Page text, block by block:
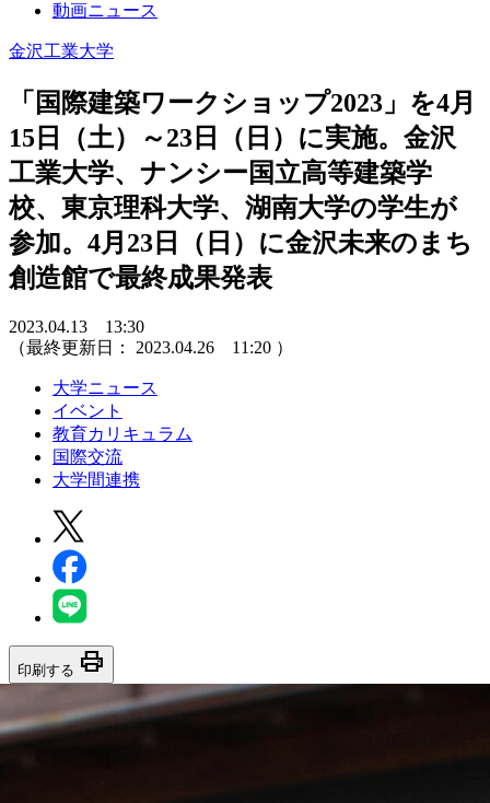
動画ニュース
金沢工業大学
「国際建築ワークショップ2023」を4月
15日（土）～23日（日）に実施。金沢
工業大学、ナンシー国立高等建築学
校、東京理科大学、湖南大学の学生が
参加。4月23日（日）に金沢未来のまち
創造館で最終成果発表
2023.04.13 13:30
（最終更新日： 2023.04.26 11:20 ）
大学ニュース
イベント
教育カリキュラム
国際交流
大学間連携
印刷する print